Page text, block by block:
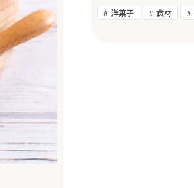
洋菓子
食材